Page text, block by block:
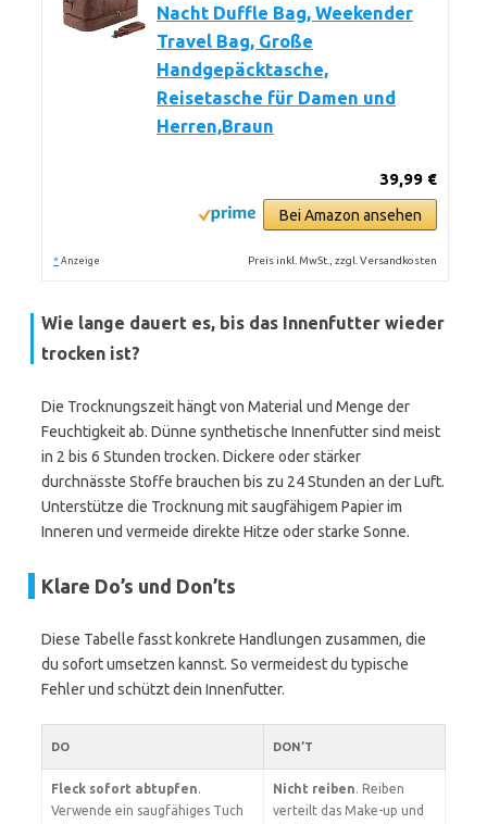
Nacht Duffle Bag, Weekender
Travel Bag, Große
Handgepäcktasche,
Reisetasche für Damen und
Herren,Braun
39,99 €
Bei Amazon ansehen
* Anzeige Preis inkl. MwSt., zzgl. Versandkosten
Wie lange dauert es, bis das Innenfutter wieder
trocken ist?
Die Trocknungszeit hängt von Material und Menge der
Feuchtigkeit ab. Dünne synthetische Innenfutter sind meist
in 2 bis 6 Stunden trocken. Dickere oder stärker
durchnässte Stoffe brauchen bis zu 24 Stunden an der Luft.
Unterstütze die Trocknung mit saugfähigem Papier im
Inneren und vermeide direkte Hitze oder starke Sonne.
Klare Do’s und Don’ts
Diese Tabelle fasst konkrete Handlungen zusammen, die
du sofort umsetzen kannst. So vermeidest du typische
Fehler und schützt dein Innenfutter.
DO DON’T
Fleck sofort abtupfen.
Verwende ein saugfähiges Tuch
Nicht reiben. Reiben
verteilt das Make-up und